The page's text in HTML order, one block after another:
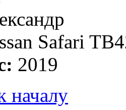
Safari
2019
началу